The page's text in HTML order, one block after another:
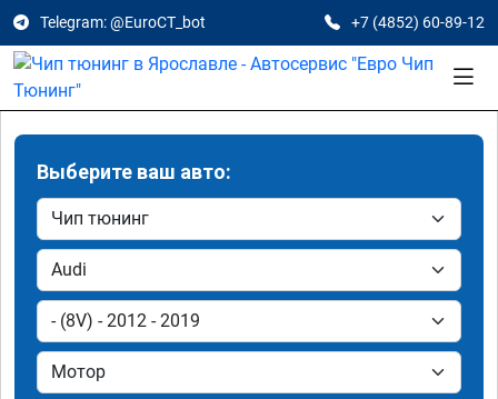
Telegram: @EuroCT_bot +7 (4852) 60-89-12
Выберите ваш авто: